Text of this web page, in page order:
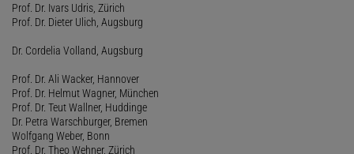
Prof. Dr. Ivars Udris, Zürich
Prof. Dr. Dieter Ulich, Augsburg
Dr. Cordelia Volland, Augsburg
Prof. Dr. Ali Wacker, Hannover
Prof. Dr. Helmut Wagner, München
Prof. Dr. Teut Wallner, Huddinge
Dr. Petra Warschburger, Bremen
Wolfgang Weber, Bonn
Prof. Dr. Theo Wehner, Zürich